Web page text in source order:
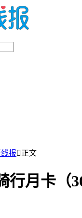
报正文
行月卡（